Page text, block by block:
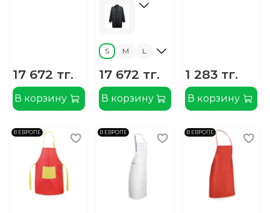
17 672 тг.
В корзину
S M L
17 672 тг.
В корзину
1 283 тг.
В корзину
В ЕВРОПЕ В ЕВРОПЕ В ЕВРОПЕ